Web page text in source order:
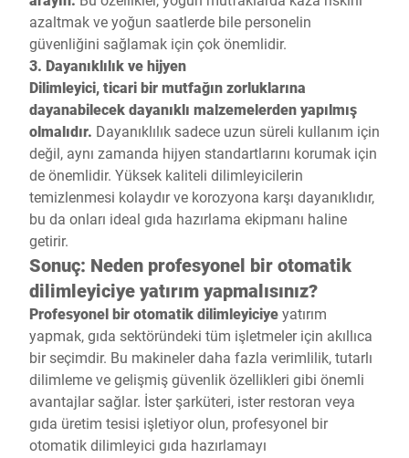
azaltmak ve yoğun saatlerde bile personelin
güvenliğini sağlamak için çok önemlidir.
3. Dayanıklılık ve hijyen
Dilimleyici, ticari bir mutfağın zorluklarına
dayanabilecek dayanıklı malzemelerden yapılmış
olmalıdır. Dayanıklılık sadece uzun süreli kullanım için
değil, aynı zamanda hijyen standartlarını korumak için
de önemlidir. Yüksek kaliteli dilimleyicilerin
temizlenmesi kolaydır ve korozyona karşı dayanıklıdır,
bu da onları ideal gıda hazırlama ekipmanı haline
getirir.
Sonuç: Neden profesyonel bir otomatik
dilimleyiciye yatırım yapmalısınız?
Profesyonel bir otomatik dilimleyiciyeyatırım
yapmak, gıda sektöründeki tüm işletmeler için akıllıca
bir seçimdir. Bu makineler daha fazla verimlilik, tutarlı
dilimleme ve gelişmiş güvenlik özellikleri gibi önemli
avantajlar sağlar. İster şarküteri, ister restoran veya
gıda üretim tesisi işletiyor olun, profesyonel bir
otomatik dilimleyici gıda hazırlamayı